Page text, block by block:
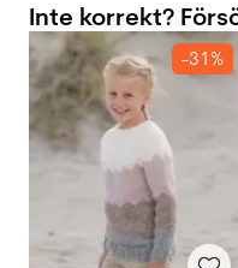
Inte korrekt?
-31%